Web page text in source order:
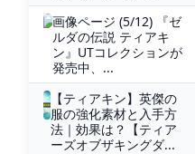
画像ページ (5/12) 『ゼ
ルダの伝説 ティアキ
ン』UTコレクションが
発売中、...
【ティアキン】英傑の
服の強化素材と入手方
法｜効果は？【ティア
ーズオブザキングダ...